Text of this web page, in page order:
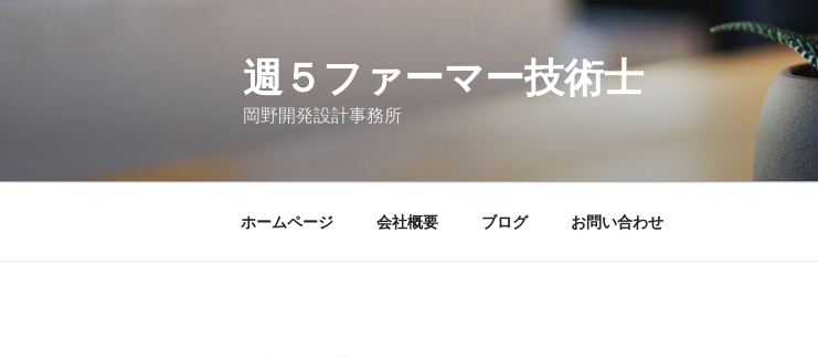
週５ファーマー技術士
岡野開発設計事務所
ホームページ 会社概要 ブログ お問い合わせ